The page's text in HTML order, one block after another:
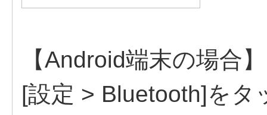
【Android端末の場合】
[設定 > Bluetooth]をタ